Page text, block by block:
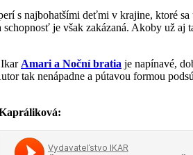
s najbohatšími deťmi v krajine, ktoré
je však zakázaná. Akoby už
Amari a Noční bratia je napínavé,
tak nenápadne a pútavou formou